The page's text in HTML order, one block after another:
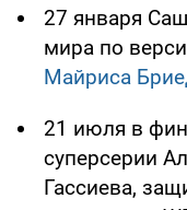
27 января
мира по
Майриса
21 июля в
суперсерии
Гассиева,